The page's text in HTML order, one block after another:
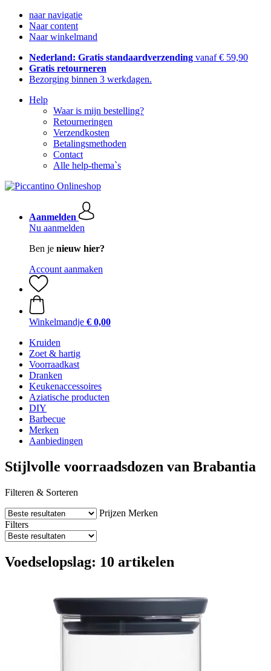
naar navigatie
Naar content
Naar winkelmand
Nederland: Gratis standaardverzending vanaf € 59,90
Gratis retourneren
Bezorging binnen 3 werkdagen.
Help
Waar is mijn bestelling?
Retourneringen
Verzendkosten
Betalingsmethoden
Contact
Alle help-thema`s
Aanmelden
Nu aanmelden
Ben je nieuw hier?
Account aanmaken
Winkelmandje € 0,00
Kruiden
Zoet & hartig
Voorraadkast
Dranken
Keukenaccessoires
Aziatische producten
DIY
Barbecue
Merken
Aanbiedingen
Stijlvolle voorraadsdozen van Brabantia
Filteren & Sorteren
Prijzen Merken
Filters
Voedselopslag: 10 artikelen